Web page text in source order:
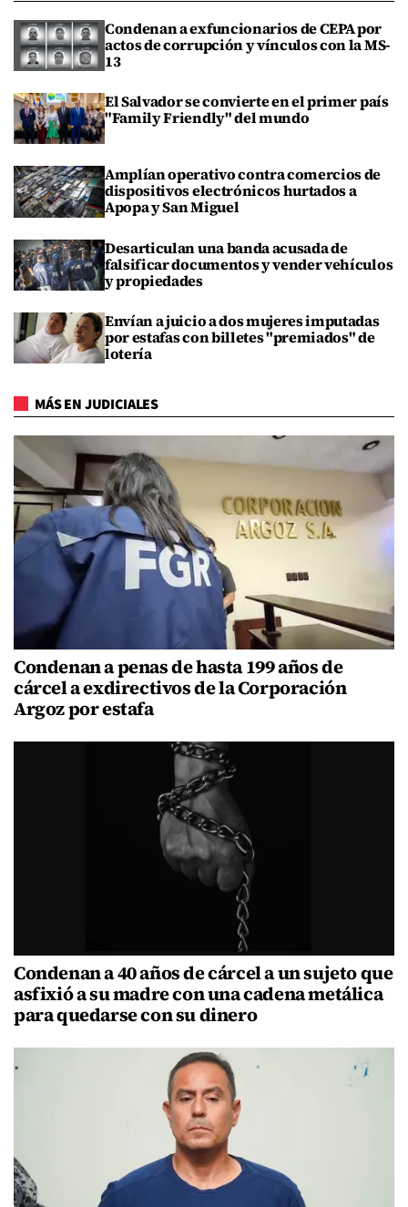
Condenan a exfuncionarios de CEPA por
actos de corrupción y vínculos con la MS-
13
El Salvador se convierte en el primer país
"Family Friendly" del mundo
Amplían operativo contra comercios de
dispositivos electrónicos hurtados a
Apopa y San Miguel
Desarticulan una banda acusada de
falsificar documentos y vender vehículos
y propiedades
Envían a juicio a dos mujeres imputadas
por estafas con billetes "premiados" de
lotería
MÁS EN JUDICIALES
Condenan a penas de hasta 199 años de
cárcel a exdirectivos de la Corporación
Argoz por estafa
Condenan a 40 años de cárcel a un sujeto que
asfixió a su madre con una cadena metálica
para quedarse con su dinero